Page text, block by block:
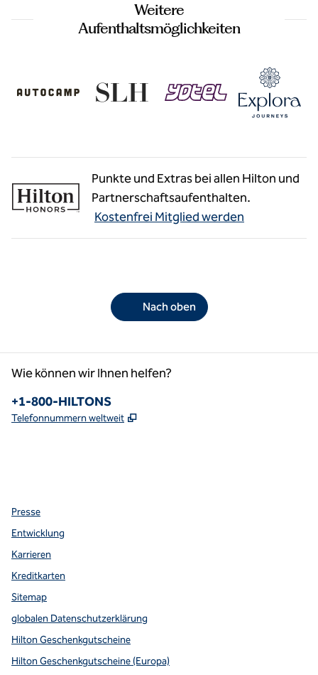
Weitere
Aufenthaltsmöglichkeiten
Punkte und Extras bei allen Hilton und
Partnerschaftsaufenthalten.
Kostenfrei Mitglied werden
Nach oben
Wie können wir Ihnen helfen?
Telefon:
+1-800-HILTONS
Telefonnummern weltweit ,
Presse
Entwicklung
Karrieren
Kreditkarten
Sitemap
globalen Datenschutzerklärung
Hilton Geschenkgutscheine
Hilton Geschenkgutscheine (Europa)